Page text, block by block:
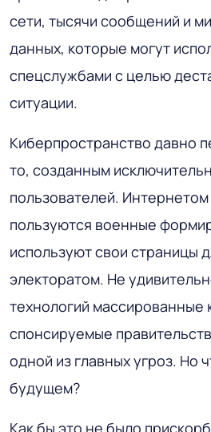
сети, тысячи сообщений и
данных, которые могут
спецслужбами с целью
ситуации.
Киберпространство давно
то, созданным
пользователей. Интернетом
пользуются военные
используют свои страницы
электоратом. Не
технологий массированные
спонсируемые
одной из главных угроз. Но
будущем?
Как бы это не было